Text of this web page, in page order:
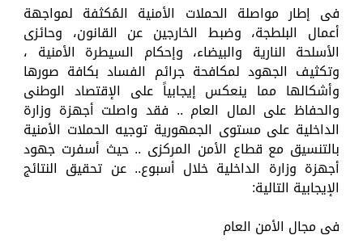
فى إطار مواصلة الحملات الأمنية المُكثفة لمواجهة
أعمال البلطجة، وضبط الخارجين عن القانون، وحائزى
الأسلحة النارية والبيضاء، وإحكام السيطرة الأمنية ،
وتكثيف الجهود لمكافحة جرائم الفساد بكافة صورها
وأشكالها مما ينعكس إيجابياً على الإقتصاد الوطنى
والحفاظ على المال العام .. فقد واصلت أجهزة وزارة
الداخلية على مستوى الجمهورية توجيه الحملات الأمنية
بالتنسيق مع قطاع الأمن المركزى .. حيث أسفرت جهود
أجهزة وزارة الداخلية خلال أسبوع.. عن تحقيق النتائج
الإيجابية التالية:
فى مجال الأمن العام